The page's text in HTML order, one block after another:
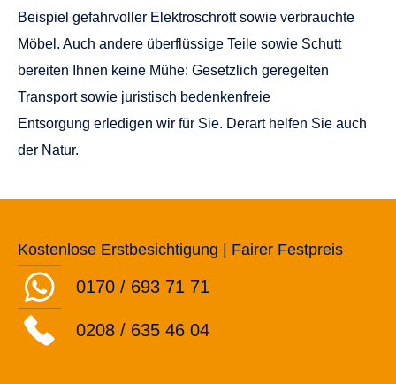
Beispiel gefahrvoller Elektroschrott sowie verbrauchte
Möbel. Auch andere überflüssige Teile sowie Schutt
bereiten Ihnen keine Mühe: Gesetzlich geregelten
Transport sowie juristisch bedenkenfreie
Entsorgung erledigen wir für Sie. Derart helfen Sie auch
der Natur.
Kostenlose Erstbesichtigung | Fairer Festpreis
0170 / 693 71 71
0208 / 635 46 04